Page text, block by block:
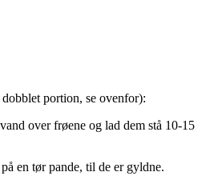
portion, se ovenfor):
over frøene og lad dem stå 10-15
en tør pande, til de er gyldne.